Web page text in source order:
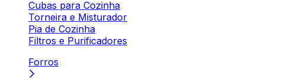
Cubas para Cozinha
Torneira e Misturador
Pia de Cozinha
Filtros e Purificadores
Forros